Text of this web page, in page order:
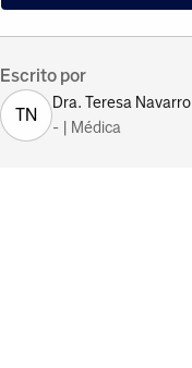
Escrito por
TN
Dra. Teresa Navarro
- | Médica